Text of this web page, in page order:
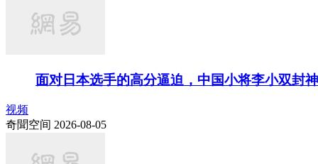
面对日本选手的高分逼迫，中国小将李小双封
视频
奇聞空间 2026-08-05